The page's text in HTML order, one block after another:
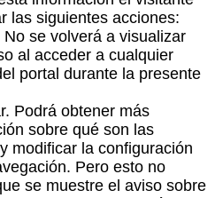
las siguientes acciones:
No se volverá a visualizar
al acceder a cualquier
portal durante la presente
Podrá obtener más
sobre qué son las
modificar la configuración
Pero esto no
se muestre el aviso sobre